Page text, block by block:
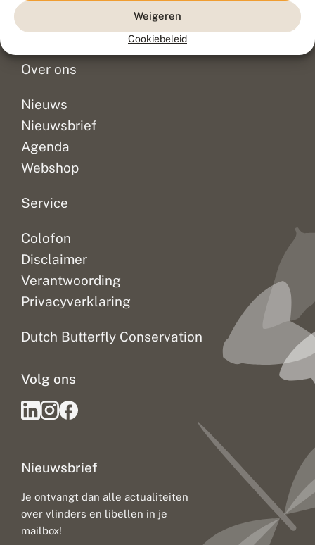
Weigeren
Cookiebeleid
Doneer
Over ons
Nieuws
Nieuwsbrief
Agenda
Webshop
Service
Colofon
Disclaimer
Verantwoording
Privacyverklaring
Dutch Butterfly Conservation
Nieuwsbrief
Je ontvangt dan alle actualiteiten
over vlinders en libellen in je
mailbox!
Volg ons